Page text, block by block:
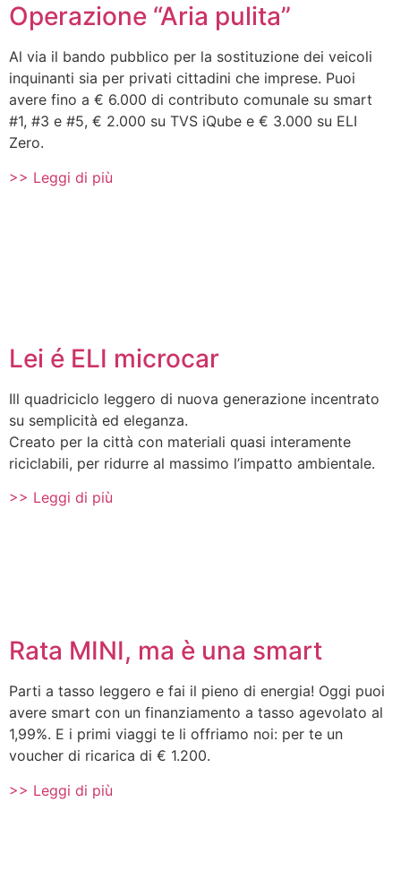
Operazione “Aria pulita”
Al via il bando pubblico per la sostituzione dei veicoli
inquinanti sia per privati cittadini che imprese. Puoi
avere fino a € 6.000 di contributo comunale su smart
#1, #3 e #5, € 2.000 su TVS iQube e € 3.000 su ELI
Zero.
>> Leggi di più
Lei é ELI microcar
Ill quadriciclo leggero di nuova generazione incentrato
su semplicità ed eleganza.
Creato per la città con materiali quasi interamente
riciclabili, per ridurre al massimo l’impatto ambientale.
>> Leggi di più
Rata MINI, ma è una smart
Parti a tasso leggero e fai il pieno di energia! Oggi puoi
avere smart con un finanziamento a tasso agevolato al
1,99%. E i primi viaggi te li offriamo noi: per te un
voucher di ricarica di € 1.200.
>> Leggi di più